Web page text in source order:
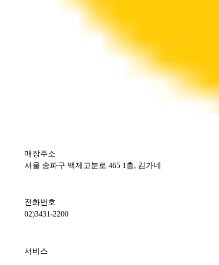
매장주소
서울 송파구 백제고분로 465 1층, 김가네
전화번호
02)3431-2200
서비스